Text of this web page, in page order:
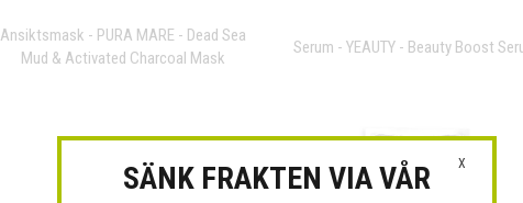
Ansiktsmask - PURA MARE - Dead Sea
Mud & Activated Charcoal Mask
Serum - YEAUTY - Beauty Boost
X
SÄNK FRAKTEN VIA VÅR